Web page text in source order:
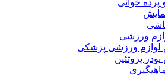
پرده خوانی
ورزشی
ورزشی پزشکی
پروتئین